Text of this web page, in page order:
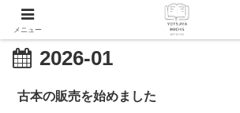
2026-01
古本の販売を始めました
メニュー